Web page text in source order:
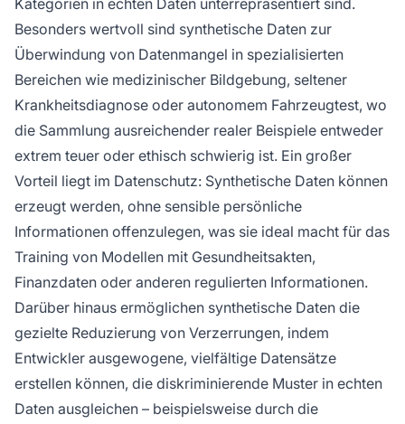
Kategorien in echten Daten unterrepräsentiert sind.
Besonders wertvoll sind synthetische Daten zur
Überwindung von Datenmangel in spezialisierten
Bereichen wie medizinischer Bildgebung, seltener
Krankheitsdiagnose oder autonomem Fahrzeugtest, wo
die Sammlung ausreichender realer Beispiele entweder
extrem teuer oder ethisch schwierig ist. Ein großer
Vorteil liegt im Datenschutz: Synthetische Daten können
erzeugt werden, ohne sensible persönliche
Informationen offenzulegen, was sie ideal macht für das
Training von Modellen mit Gesundheitsakten,
Finanzdaten oder anderen regulierten Informationen.
Darüber hinaus ermöglichen synthetische Daten die
gezielte Reduzierung von Verzerrungen, indem
Entwickler ausgewogene, vielfältige Datensätze
erstellen können, die diskriminierende Muster in echten
Daten ausgleichen – beispielsweise durch die